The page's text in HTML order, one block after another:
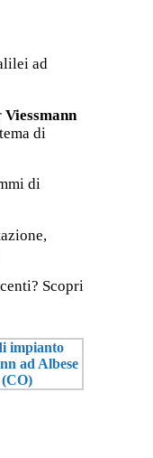
ad
Viessmann
di
di
Scopri